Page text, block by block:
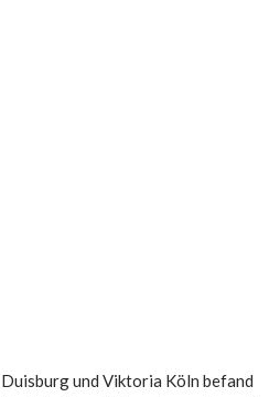
und Viktoria Köln befand